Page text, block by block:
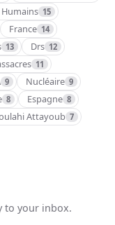
15
France 14
13 Drs 12
11
9 Nucléaire 9
8 Espagne 8
Attayoub 7
to your inbox.